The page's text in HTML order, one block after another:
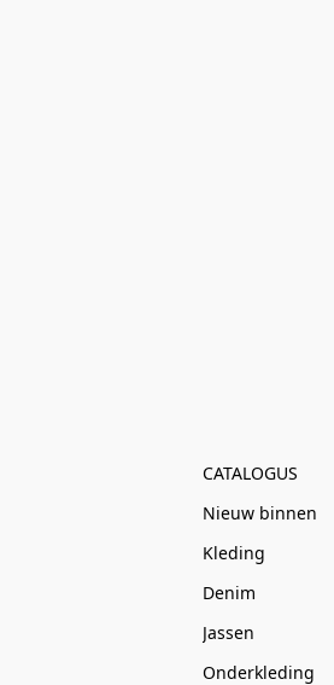
CATALOGUS
Nieuw binnen
Kleding
Denim
Jassen
Onderkleding